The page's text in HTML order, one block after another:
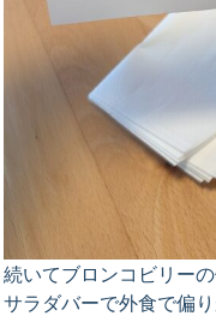
続いてブロンコビリー
サラダバーで外食で偏